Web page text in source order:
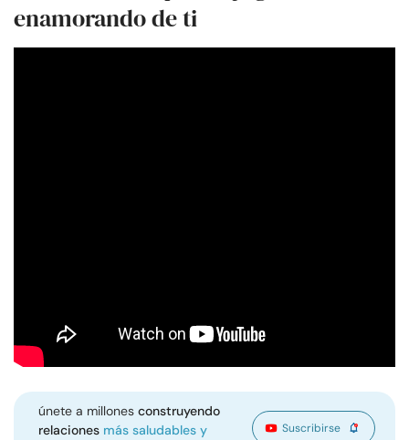
enamorando de ti
únete a millonesconstruyendo
relaciones más saludables y
Suscribirse